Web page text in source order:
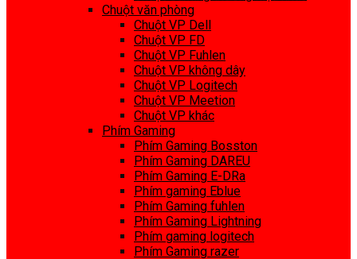
Chuột văn phòng
Chuột VP Dell
Chuột VP FD
Chuột VP Fuhlen
Chuột VP không dây
Chuột VP Logitech
Chuột VP Meetion
Chuột VP khác
Phím Gaming
Phím Gaming Bosston
Phím Gaming DAREU
Phím Gaming E-DRa
Phím gaming Eblue
Phím Gaming fuhlen
Phím Gaming Lightning
Phím gaming logitech
Phím Gaming razer